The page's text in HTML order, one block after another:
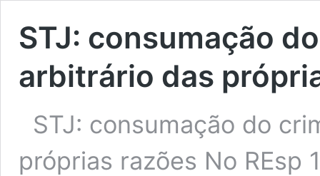
STJ: consumação
arbitrário das
STJ: consumação do
próprias razões No REsp